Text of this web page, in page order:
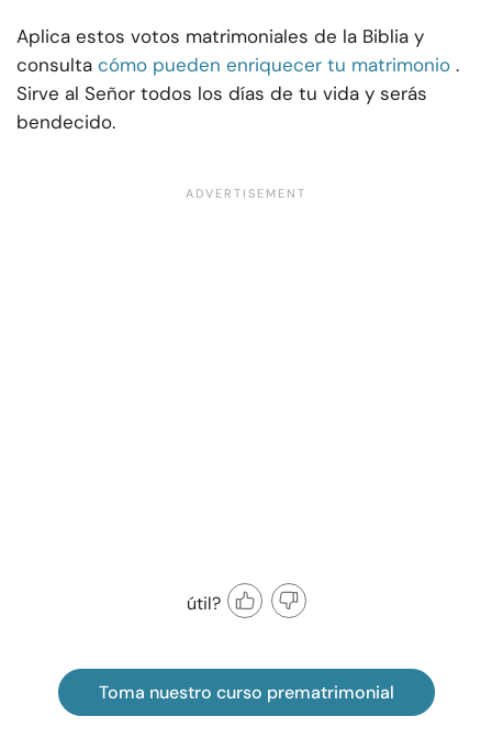
Aplica estos votos matrimoniales de la Biblia y
consulta cómo pueden enriquecer tu matrimonio .
Sirve al Señor todos los días de tu vida y serás
bendecido.
útil?
Toma nuestro curso prematrimonial